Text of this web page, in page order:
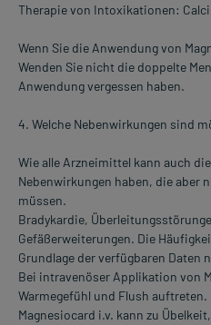
Therapie von Intoxikationen:
Wenn Sie die Anwendung von
Wenden Sie nicht die doppelte
Anwendung vergessen haben.
4. Welche Nebenwirkungen sind
Wie alle Arzneimittel kann auch
Nebenwirkungen haben, die aber
müssen.
Bradykardie,
Gefäßerweiterungen. Die
Grundlage der verfügbaren Daten
Bei intravenöser Applikation von
Warmegefühl und Flush
Magnesiocard i.v. kann zu